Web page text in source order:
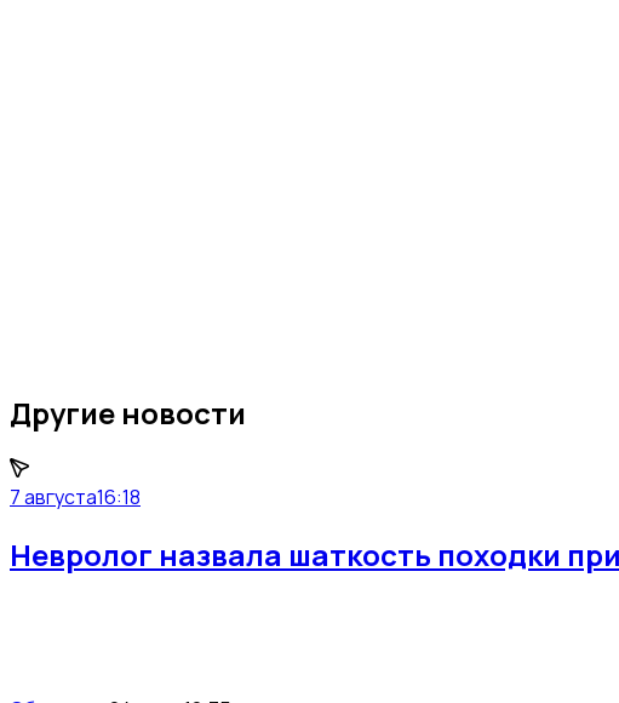
Другие новости
7 августа16:18
Невролог назвала шаткость походки